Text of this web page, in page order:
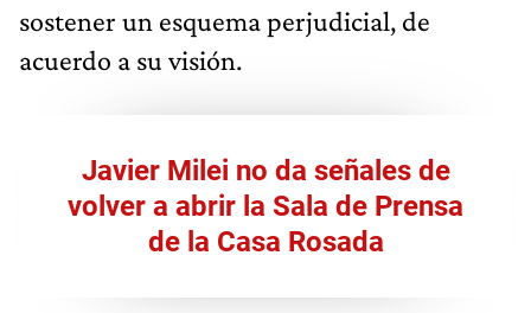
sostener un esquema perjudicial, de
acuerdo a su visión.
Javier Milei no da señales de
volver a abrir la Sala de Prensa
de la Casa Rosada